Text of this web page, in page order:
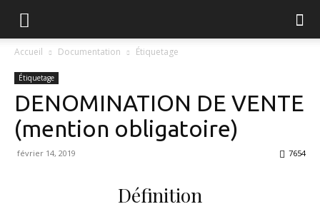
FGVB
Accueil Documentation Étiquetage
Étiquetage
DENOMINATION DE VENTE
(mention obligatoire)
février 14, 2019 7654
Définition